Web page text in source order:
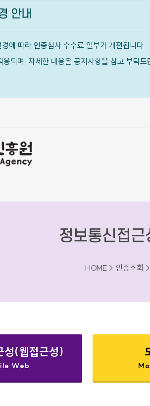
안내
에 따라 인증심사 수수료 일부가 개편됩니다.
되며, 자세한 내용은 공지사항을 참고 부탁드
정보통신접
HOME > 인증조회 >
성(웹접근성)
Web